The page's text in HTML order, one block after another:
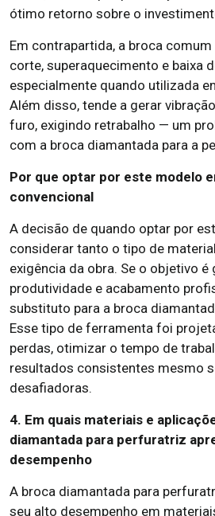
ótimo retorno sobre o
Em contrapartida, a broca
corte, superaquecimento e baixa
especialmente quando utilizada
Além disso, tende a gerar
furo, exigindo retrabalho — um
com a broca diamantada para a
Por que optar por este modelo
convencional
A decisão de quando optar por
considerar tanto o tipo de
exigência da obra. Se o objetivo é
produtividade e acabamento
substituto para a broca
Esse tipo de ferramenta foi
perdas, otimizar o tempo de
resultados consistentes mesmo
desafiadoras.
4. Em quais materiais e
diamantada para perfuratriz
desempenho
A broca diamantada para
seu alto desempenho em